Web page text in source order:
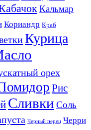
Кальмар
Кориандр Краб
Курица
орех
Рис
Сливки Соль
Черный перец Черри